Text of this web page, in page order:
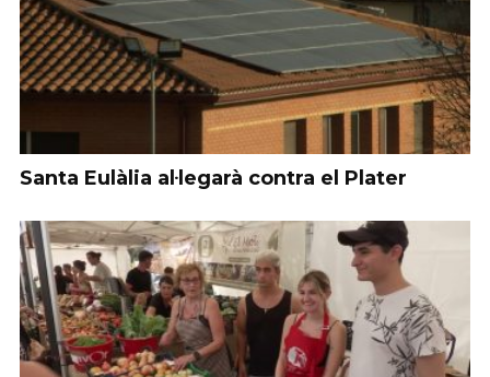
Santa Eulàlia al·legarà contra el Plater